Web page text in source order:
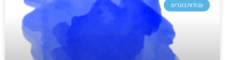
עבודות בוגרים